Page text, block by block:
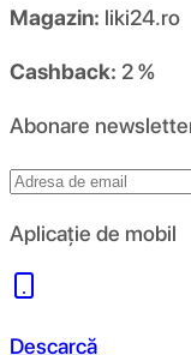
Magazin: liki24.ro
Cashback: 2 %
Abonare
Aplicație de mobil
Descarcă